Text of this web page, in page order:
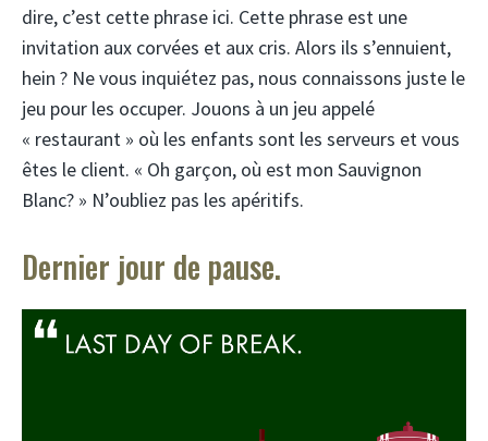
dire, c’est cette phrase ici. Cette phrase est une
invitation aux corvées et aux cris. Alors ils s’ennuient,
hein ? Ne vous inquiétez pas, nous connaissons juste le
jeu pour les occuper. Jouons à un jeu appelé
« restaurant » où les enfants sont les serveurs et vous
êtes le client. « Oh garçon, où est mon Sauvignon
Blanc? » N’oubliez pas les apéritifs.
Dernier jour de pause.